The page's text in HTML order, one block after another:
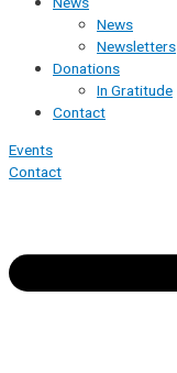
News
Newsletters
Donations
In Gratitude
Contact
Events
Contact